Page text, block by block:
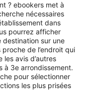
? ebookers met à
nécessaires
dans
destination sur une
de l’endroit qui
les avis d’autres
à 3e arrondissement.
pour sélectionner
les plus prisées